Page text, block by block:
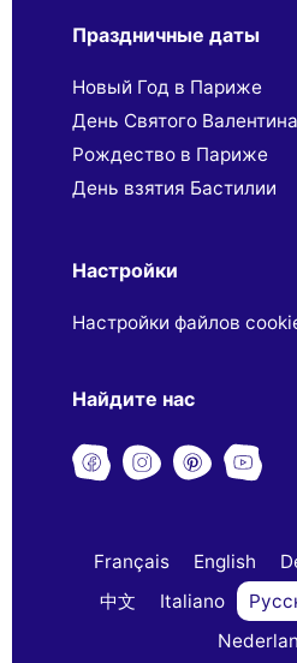
Праздничные даты
Новый Год в Париже
День Святого Валентина
Рождество в Париже
День взятия Бастилии
Настройки
Настройки файлов
Найдите нас
Français English
中文
Italiano